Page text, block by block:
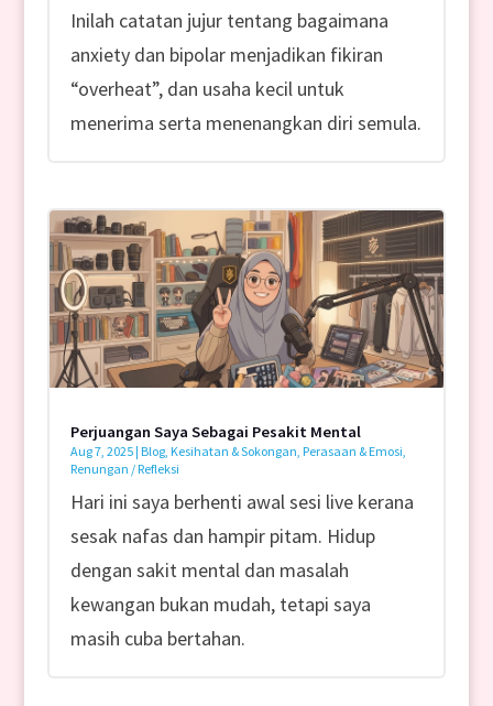
Inilah catatan jujur tentang bagaimana
anxiety dan bipolar menjadikan fikiran
“overheat”, dan usaha kecil untuk
menerima serta menenangkan diri semula.
Perjuangan Saya Sebagai Pesakit Mental
Aug 7, 2025| Blog, Kesihatan & Sokongan, Perasaan & Emosi,
Renungan / Refleksi
Hari ini saya berhenti awal sesi live kerana
sesak nafas dan hampir pitam. Hidup
dengan sakit mental dan masalah
kewangan bukan mudah, tetapi saya
masih cuba bertahan.